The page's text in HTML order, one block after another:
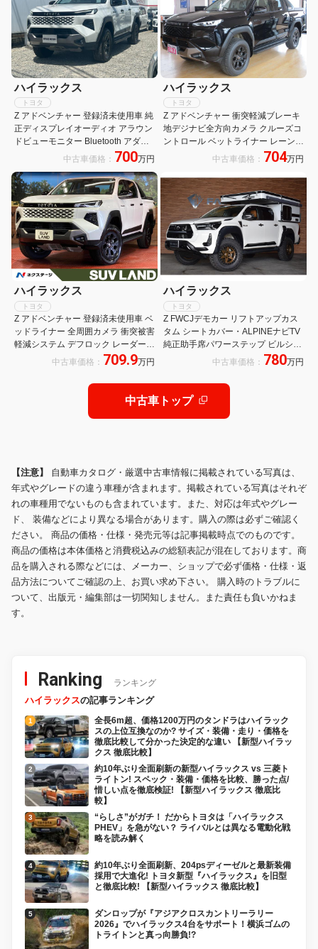
ハイラックス
トヨタ
Z アドベンチャー 登録済未使用車 純
正ディスプレイオーディオ アラウン
ドビューモニター Bluetooth アダプ
ティブクルーズコントロール パワー
シート ディーゼル 4WD 電子パーキ
ング
中古車価格： 700万円
ハイラックス
トヨタ
Z アドベンチャー 衝突軽減ブレーキ
地デジナビ全方向カメラ クルーズコ
ントロール ベットライナー レーンキ
ープアシスト アイドルストップ
中古車価格： 704万円
ハイラックス
トヨタ
Z アドベンチャー 登録済未使用車 ベ
ッドライナー 全周囲カメラ 衝突被害
軽減システム デフロック レーダーク
ルーズコントロール パワーシート コ
ッド ビルトインETC
中古車価格： 709.9万円
ハイラックス
トヨタ
Z FWCJデモカー リフトアップカス
タム シートカバー・ALPINEナビTV
純正助手席パワーステップ ビルシュ
タイン 17インチAW・M/Tタイヤ オ
シェル
中古車価格： 780万円
中古車トップ
【注意】 自動車カタログ・厳選中古車情報に掲載されている写真は、
年式やグレードの違う車種が含まれます。掲載されている写真はそれぞ
れの車種用でないものも含まれています。また、対応は年式やグレー
ド、 装備などにより異なる場合があります。購入の際は必ずご確認く
ださい。 商品の価格・仕様・発売元等は記事掲載時点でのものです。
商品の価格は本体価格と消費税込みの総額表記が混在しております。商
品を購入される際などには、メーカー、ショップで必ず価格・仕様・返
品方法についてご確認の上、お買い求め下さい。 購入時のトラブルに
ついて、出版元・編集部は一切関知しません。また責任も負いかねま
す。
Ranking ランキング
ハイラックスの記事ランキング
全長6m超、価格1200万円のタンドラはハイラック
スの上位互換なのか? サイズ・装備・走り・価格を
徹底比較して分かった決定的な違い 【新型ハイラッ
クス 徹底比較】
約10年ぶり全面刷新の新型ハイラックス vs 三菱ト
ライトン! スペック・装備・価格を比較、勝った点/
惜しい点を徹底検証! 【新型ハイラックス 徹底比
較】
“らしさ”がガチ！ だからトヨタは「ハイラックス
PHEV」を急がない？ ライバルとは異なる電動化戦
略を読み解く
約10年ぶり全面刷新、204psディーゼルと最新装備
採用で大進化! トヨタ新型『ハイラックス』を旧型
と徹底比較! 【新型ハイラックス 徹底比較】
ダンロップが『アジアクロスカントリーラリー
2026』でハイラックス4台をサポート！横浜ゴムの
トライトンと真っ向勝負!?